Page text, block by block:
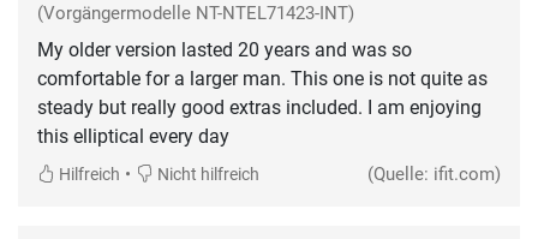
(Vorgängermodelle NT-NTEL71423-INT)
My older version lasted 20 years and was so
comfortable for a larger man. This one is not quite as
steady but really good extras included. I am enjoying
this elliptical every day
Hilfreich • Nicht hilfreich (Quelle: ifit.com)